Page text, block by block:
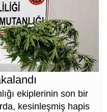
ekiplerinin son bir
kesinleşmiş hapis